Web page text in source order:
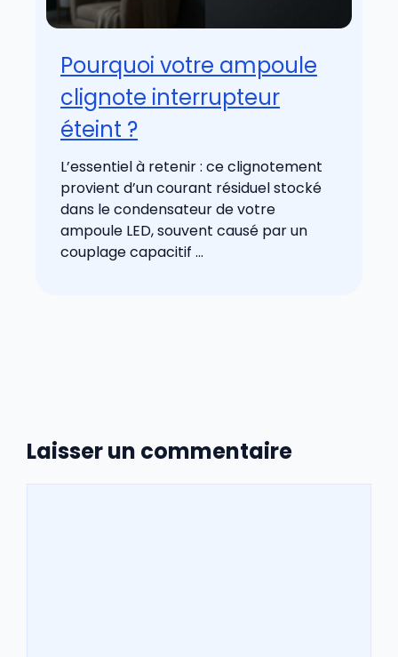
Pourquoi votre ampoule
clignote interrupteur
éteint ?
L’essentiel à retenir : ce clignotement
provient d’un courant résiduel stocké
dans le condensateur de votre
ampoule LED, souvent causé par un
couplage capacitif ...
Laisser un commentaire